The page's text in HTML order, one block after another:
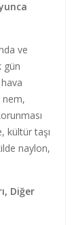
ve
gün
nem,
kültür taşı
naylon,
Diğer